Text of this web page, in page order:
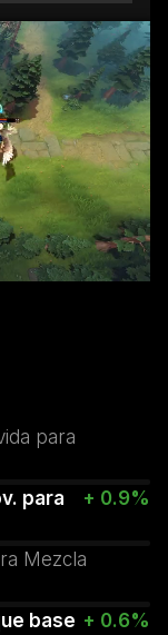
para
para
+ 0.9%
Mezcla
base + 0.6%